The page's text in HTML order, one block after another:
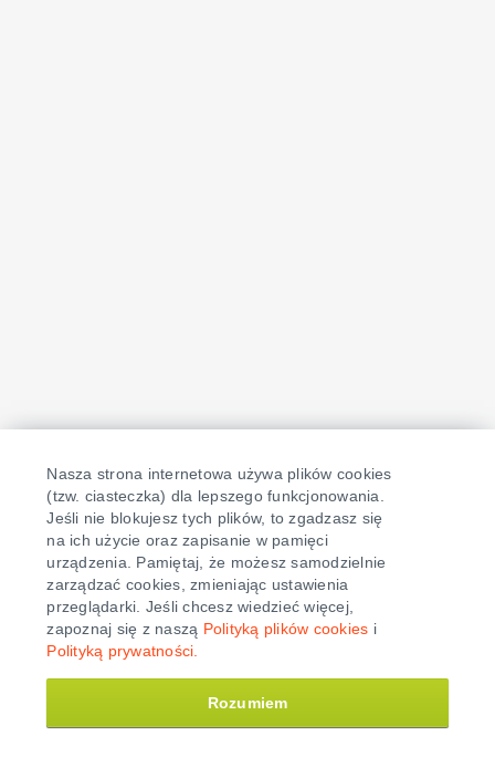
Fundacja Świadoma Edukacja - 2026
Polityka cookies Polityka prywatności
Nasza strona internetowa używa plików cookies
(tzw. ciasteczka) dla lepszego funkcjonowania.
Jeśli nie blokujesz tych plików, to zgadzasz się
na ich użycie oraz zapisanie w pamięci
urządzenia. Pamiętaj, że możesz samodzielnie
zarządzać cookies, zmieniając ustawienia
przeglądarki. Jeśli chcesz wiedzieć więcej,
zapoznaj się z naszą Polityką plików cookies i
Polityką prywatności.
Rozumiem